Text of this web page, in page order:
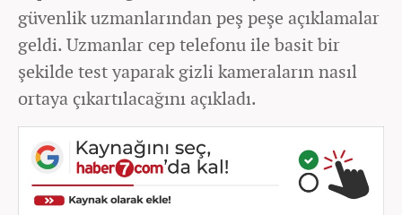
güvenlik uzmanlarından peş peşe açıklamalar
geldi. Uzmanlar cep telefonu ile basit bir
şekilde test yaparak gizli kameraların nasıl
ortaya çıkartılacağını açıkladı.